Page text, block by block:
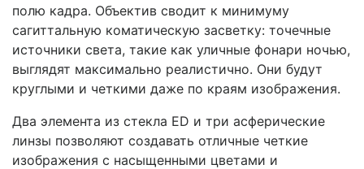
полю кадра. Объектив сводит к минимуму
сагиттальную коматическую засветку: точечные
источники света, такие как уличные фонари ночью,
выглядят максимально реалистично. Они будут
круглыми и четкими даже по краям изображения.
Два элемента из стекла ED и три асферические
линзы позволяют создавать отличные четкие
изображения с насыщенными цветами и